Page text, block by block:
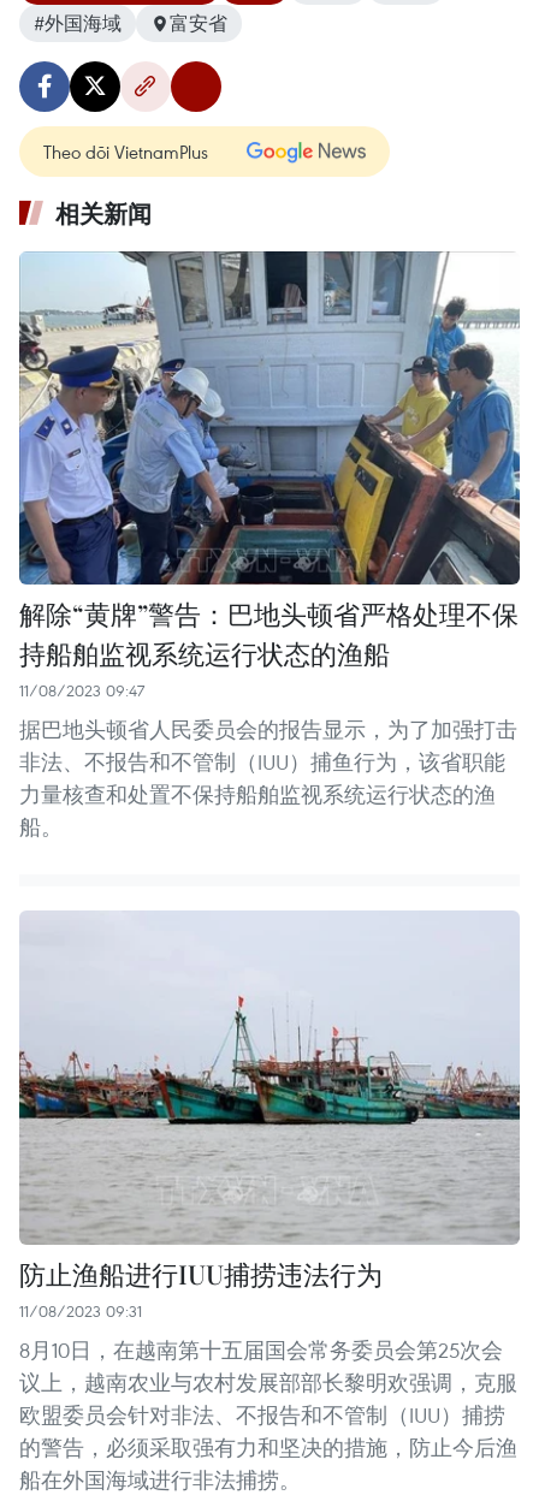
#外国海域
富安省
Theo dõi VietnamPlus
相关新闻
解除“黄牌”警告：巴地头顿省严格处理不保
持船舶监视系统运行状态的渔船
11/08/2023 09:47
据巴地头顿省人民委员会的报告显示，为了加强打击
非法、不报告和不管制（IUU）捕鱼行为，该省职能
力量核查和处置不保持船舶监视系统运行状态的渔
船。
防止渔船进行IUU捕捞违法行为
11/08/2023 09:31
8月10日，在越南第十五届国会常务委员会第25次会
议上，越南农业与农村发展部部长黎明欢强调，克服
欧盟委员会针对非法、不报告和不管制（IUU）捕捞
的警告，必须采取强有力和坚决的措施，防止今后渔
船在外国海域进行非法捕捞。